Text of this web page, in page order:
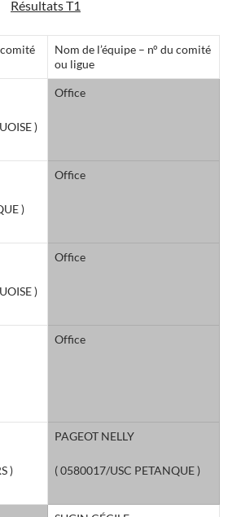
Résultats T1
comité
Nom de l’équipe – n° du comité
ou ligue
)
Office
)
Office
)
Office
Office
)
PAGEOT NELLY
( 0580017/USC PETANQUE )